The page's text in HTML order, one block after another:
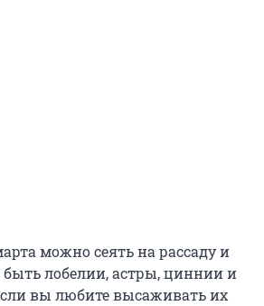
можно сеять на рассаду и
быть лобелии, астры, циннии и
вы любите высаживать их